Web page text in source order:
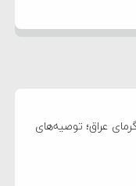
عراق؛ توصیه‌های